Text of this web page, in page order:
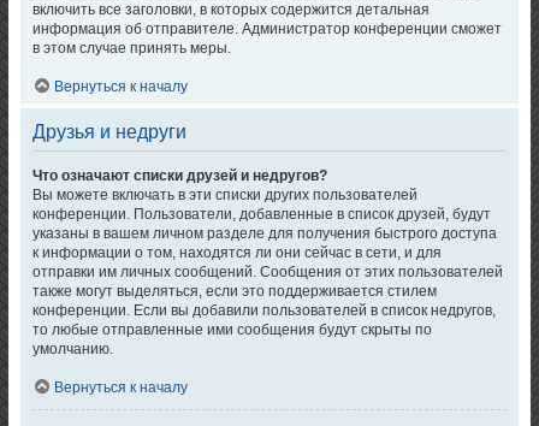
включить все заголовки, в которых содержится детальная
информация об отправителе. Администратор конференции сможет
в этом случае принять меры.
Вернуться к началу
Друзья и недруги
Что означают списки друзей и недругов?
Вы можете включать в эти списки других пользователей
конференции. Пользователи, добавленные в список друзей, будут
указаны в вашем личном разделе для получения быстрого доступа
к информации о том, находятся ли они сейчас в сети, и для
отправки им личных сообщений. Сообщения от этих пользователей
также могут выделяться, если это поддерживается стилем
конференции. Если вы добавили пользователей в список недругов,
то любые отправленные ими сообщения будут скрыты по
умолчанию.
Вернуться к началу